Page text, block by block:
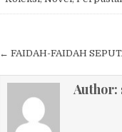
← FAIDAH-FAIDAH
Author: